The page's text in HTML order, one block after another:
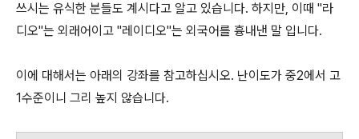
쓰시는 유식한 분들도 계시다고 알고 있습니다. 하지만, 이때 "라
디오"는 외래어이고 "레이디오"는 외국어를 흉내낸 말 입니다.
이에 대해서는 아래의 강좌를 참고하십시오. 난이도가 중2에서 고
1수준이니 그리 높지 않습니다.